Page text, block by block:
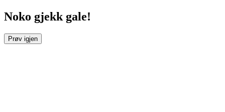
Noko gjekk gale!
Prøv igjen